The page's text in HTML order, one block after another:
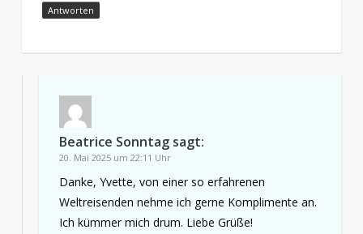
Antworten
Beatrice Sonntag sagt:
20. Mai 2025 um 22:11 Uhr
Danke, Yvette, von einer so erfahrenen
Weltreisenden nehme ich gerne Komplimente an.
Ich kümmer mich drum. Liebe Grüße!